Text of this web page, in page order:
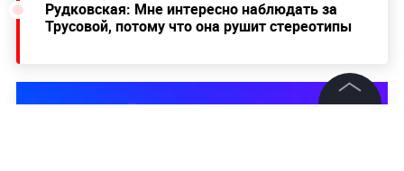
Рудковская: Мне интересно наблюдать за
Трусовой, потому что она рушит стереотипы